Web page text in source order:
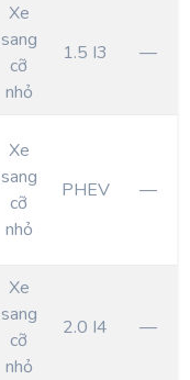
Xe
sang
cỡ
nhỏ
1.5 I3 —
Xe
sang
cỡ
nhỏ
PHEV —
Xe
sang
cỡ
nhỏ
2.0 I4 —